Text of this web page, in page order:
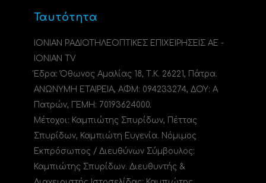
Ταυτότητα
ΙΟΝΙΑΝ ΡΑΔΙΟΤΗΛΕΟΠΤΙΚΕΣ ΕΠΙΧΕΙΡΗΣΕΙΣ ΑΕ -
IONIAN TV
Έδρα: Όθωνος Αμαλίας 18, Τ.Κ. 26221, Πάτρα.
ΑΝΩΝΥΜΗ ΕΤΑΙΡΕΙΑ, ΑΦΜ: 094233274, ΔΟΥ: A
Πατρών, ΓΕΜΗ: 70193624000.
Μέτοχοι: Καμπιώτης Σπυρίδων, Πέττας
Σπυρίδων, Καμπιώτη Ευγενία. Νόμιμος
Εκπρόσωπος / Διευθύνων Σύμβουλος:
Καμπιώτης Σπυρίδων. Διευθυντής &